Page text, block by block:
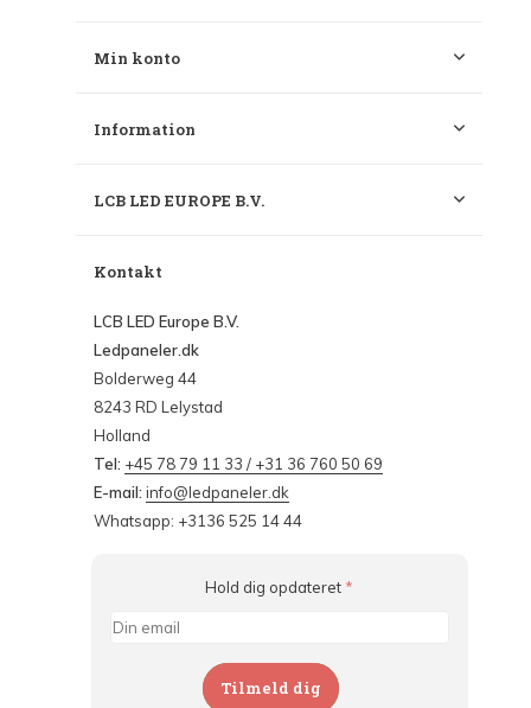
Min konto
Information
LCB LED EUROPE B.V.
Kontakt
LCB LED Europe B.V.
Ledpaneler.dk
Bolderweg 44
8243 RD Lelystad
Holland
Tel: +45 78 79 11 33 / +31 36 760 50 69
E-mail: info@ledpaneler.dk
Whatsapp: +3136 525 14 44
Hold dig opdateret *
Tilmeld dig